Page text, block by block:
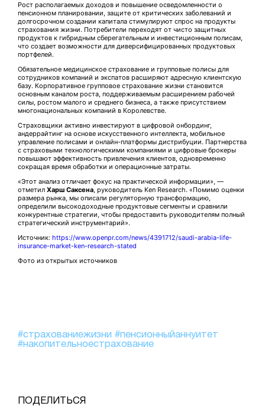
Рост располагаемых доходов и повышение осведомленности о
пенсионном планировании, защите от критических заболеваний и
долгосрочном создании капитала стимулируют спрос на продукты
страхования жизни. Потребители переходят от чисто защитных
продуктов к гибридным сберегательным и инвестиционным полисам,
что создает возможности для диверсифицированных продуктовых
портфелей.
Обязательное медицинское страхование и групповые полисы для
сотрудников компаний и экспатов расширяют адресную клиентскую
базу. Корпоративное групповое страхование жизни становится
основным каналом роста, поддерживаемым расширением рабочей
силы, ростом малого и среднего бизнеса, а также присутствием
многонациональных компаний в Королевстве.
Страховщики активно инвестируют в цифровой онбординг,
андеррайтинг на основе искусственного интеллекта, мобильное
управление полисами и онлайн-платформы дистрибуции. Партнерства
с страховыми технологическими компаниями и цифровые брокеры
повышают эффективность привлечения клиентов, одновременно
сокращая время обработки и операционные затраты.
«Этот анализ отличает фокус на практической информации», —
отметил Харш Саксена, руководитель Ken Research. «Помимо оценки
размера рынка, мы описали регуляторную трансформацию,
определили высокодоходные продуктовые сегменты и сравнили
конкурентные стратегии, чтобы предоставить руководителям полный
стратегический инструментарий».
Источник: https://www.openpr.com/news/4391712/saudi-arabia-life-
insurance-market-ken-research-stated
Фото из открытых источников
#страхованиежизни #пенсионныйаннуитет
#накопительноестрахование
ПОДЕЛИТЬСЯ